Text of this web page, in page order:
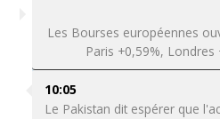
Les Bourses européennes
Paris +0,59%,
10:05
Le Pakistan dit espérer que